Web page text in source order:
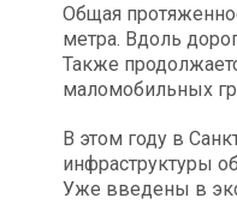
Общая
метра. Вдоль
Также
маломобильных
В этом году в
инфраструктуры
Уже введены в